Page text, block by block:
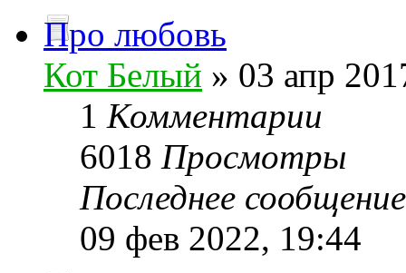
Про любовь
Кот Белый » 03 апр
1 Комментарии
6018 Просмотры
Последнее
09 фев 2022, 19:44